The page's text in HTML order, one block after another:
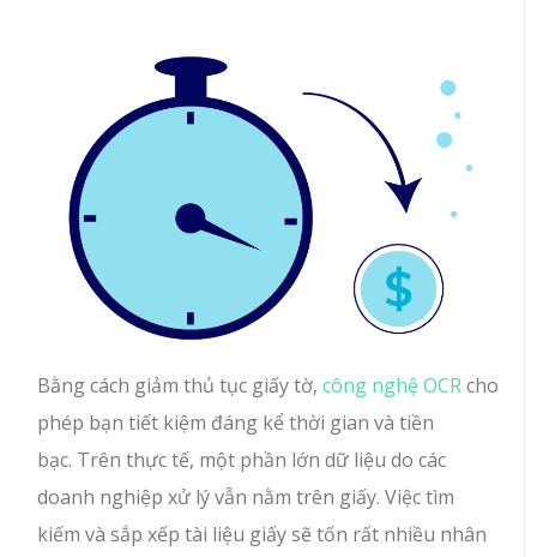
Bằng cách giảm thủ tục giấy tờ,công nghệ OCRcho
phép bạn tiết kiệm đáng kể thời gian và tiền
bạc. Trên thực tế, một phần lớn dữ liệu do các
doanh nghiệp xử lý vẫn nằm trên giấy. Việc tìm
kiếm và sắp xếp tài liệu giấy sẽ tốn rất nhiều nhân